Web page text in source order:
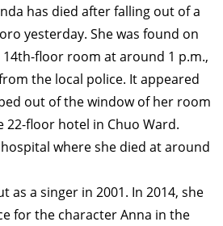
has died after falling out of a
yesterday. She was found on
floor room at around 1 p.m.,
the local police. It appeared
out of the window of her room
floor hotel in Chuo Ward.
where she died at around
as a singer in 2001. In 2014, she
for the character Anna in the